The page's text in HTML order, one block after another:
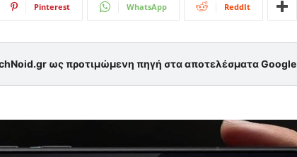
Pinterest WhatsApp ReddIt
ως προτιμώμενη πηγή στα αποτελέσματα Google